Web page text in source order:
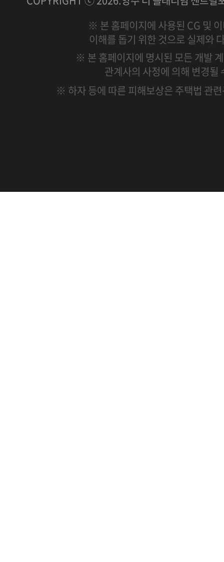
※ 본 홈페이지에 사용된 CG 및
이해를 돕기 위한 것으로 실제와
※ 본 홈페이지에 명시된 모든 개발
관계사의 사정에 의해 변경될
※ 하자 등에 따른 피해보상은 주택법 관